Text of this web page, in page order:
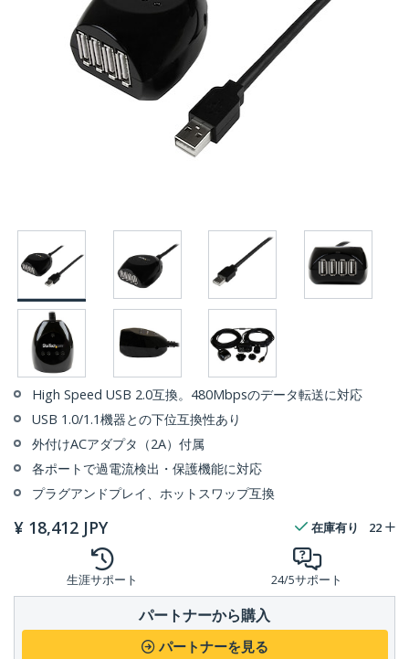
High Speed USB 2.0互換。480Mbpsのデータ転送に対応
USB 1.0/1.1機器との下位互換性あり
外付けACアダプタ（2A）付属
各ポートで過電流検出・保護機能に対応
プラグアンドプレイ、ホットスワップ互換
¥ 18,412 JPY 在庫有り 22
生涯サポート 24/5サポート
パートナーから購入
パートナーを見る